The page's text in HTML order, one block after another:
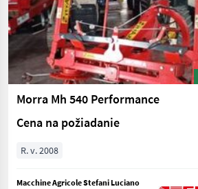
Morra Mh 540 Performance
Cena na požiadanie
R. v. 2008
Macchine Agricole Stefani Luciano